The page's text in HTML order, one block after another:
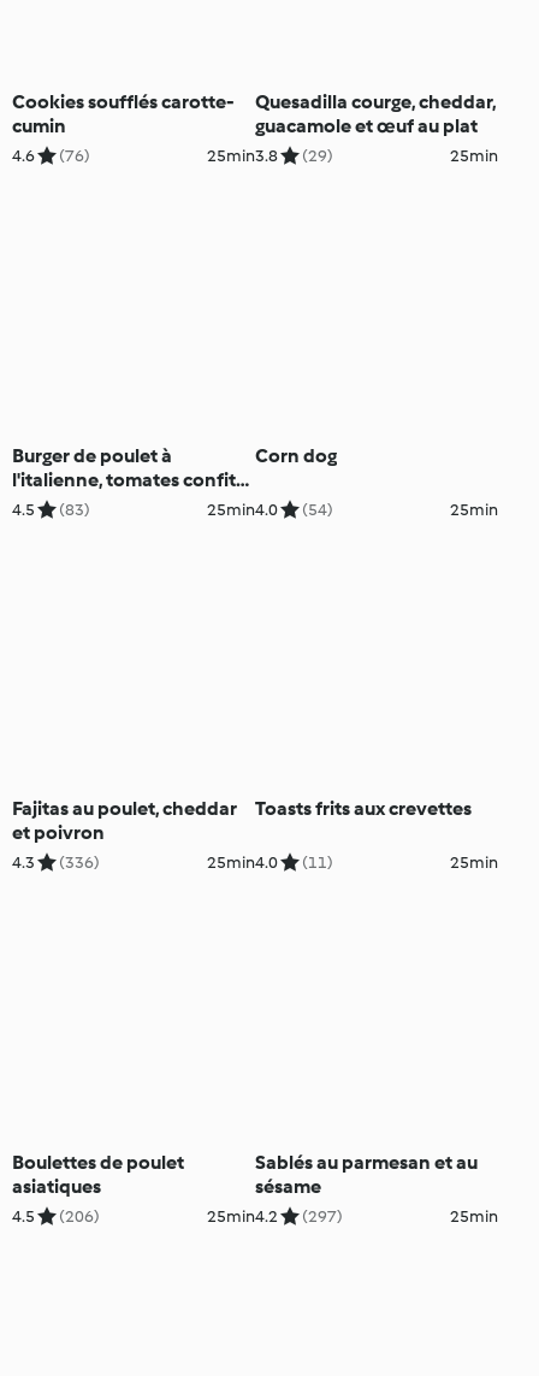
Cookies soufflés carotte-
cumin
4.6 (76) 25min
Quesadilla courge, cheddar,
guacamole et œuf au plat
3.8 (29) 25min
Burger de poulet à
l'italienne, tomates confites
et origan
4.5 (83) 25min
Corn dog
4.0 (54) 25min
Fajitas au poulet, cheddar
et poivron
4.3 (336) 25min
Toasts frits aux crevettes
4.0 (11) 25min
Boulettes de poulet
asiatiques
4.5 (206) 25min
Sablés au parmesan et au
sésame
4.2 (297) 25min